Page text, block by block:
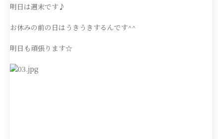
明日は週末です♪
お休みの前の日はうきうきするんです^^
明日も頑張ります☆